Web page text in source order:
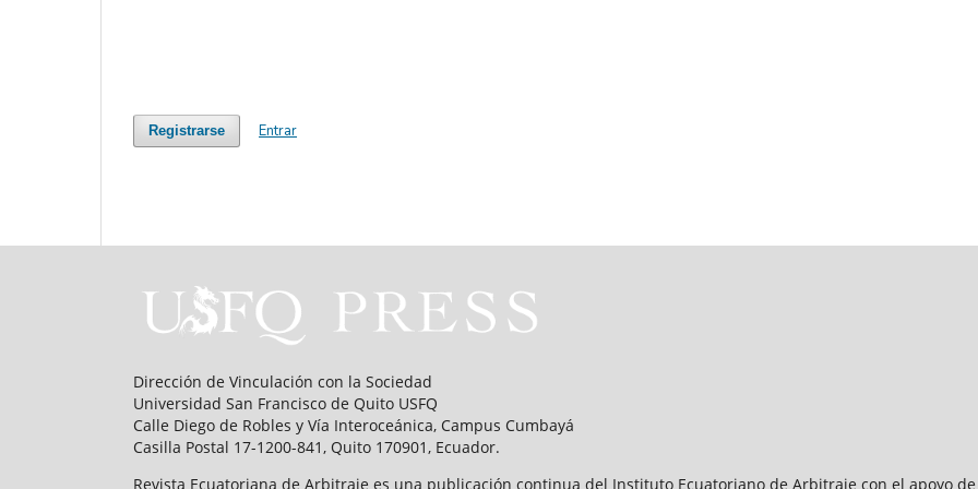
Registrarse Entrar
Dirección de Vinculación con la Sociedad
Universidad San Francisco de Quito USFQ
Calle Diego de Robles y Vía Interoceánica, Campus Cumbayá
Casilla Postal 17-1200-841, Quito 170901, Ecuador.
Revista Ecuatoriana de Arbitraje es una publicación continua del Instituto Ecuatoriano de Arbitraje con el apoyo de